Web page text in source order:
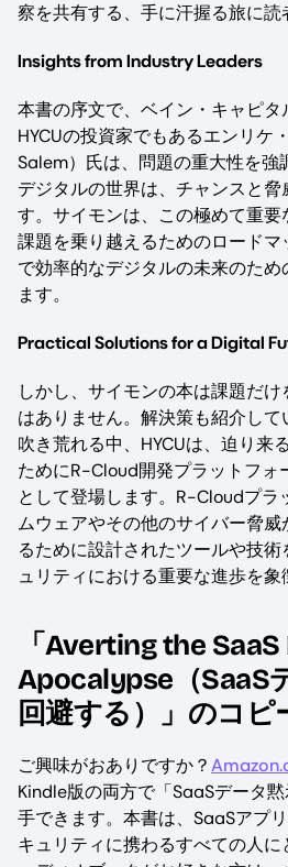
察を共有する、手に汗握る旅に読
Insights from Industry Leaders
本書の序文で、ベイン・キャピタ
HYCUの投資家でもあるエンリケ
Salem）氏は、問題の重大性を強
デジタルの世界は、チャンスと脅
す。サイモンは、この極めて重
課題を乗り越えるためのロード
で効率的なデジタルの未来のた
ます。
Practical Solutions for a Digital
しかし、サイモンの本は課題だ
はありません。解決策も紹介し
吹き荒れる中、HYCUは、迫り来
ためにR-Cloud開発プラットフォ
として登場します。R-Cloudプラ
ムウェアやその他のサイバー脅
るために設計されたツールや技
ュリティにおける重要な進歩を象
「Averting the
Apocalypse（SaaS
回避する）」のコピ
ご興味がおありですか？
Kindle版の両方で「SaaSデータ
手できます。本書は、SaaSアプ
キュリティに携わるすべての人